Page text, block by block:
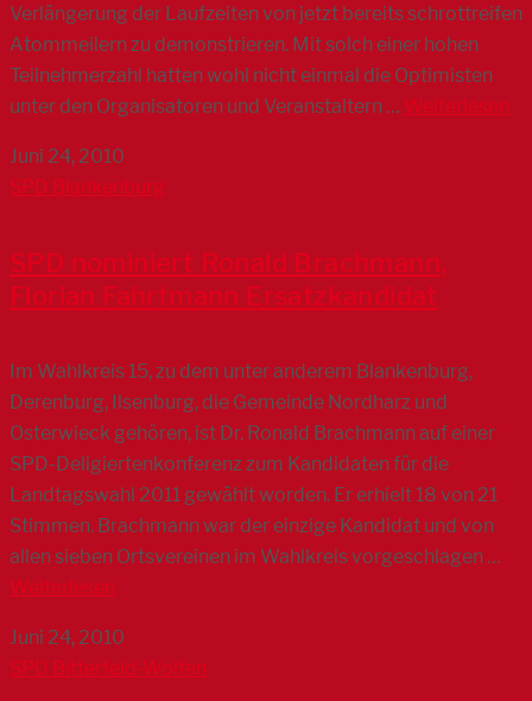
Verlängerung der Laufzeiten von jetzt bereits schrottreifen
Atommeilern zu demonstrieren. Mit solch einer hohen
Teilnehmerzahl hatten wohl nicht einmal die Optimisten
unter den Organisatoren und Veranstaltern … Weiterlesen
Juni 24, 2010
SPD Blankenburg
SPD nominiert Ronald Brachmann,
Florian Fahrtmann Ersatzkandidat
Im Wahlkreis 15, zu dem unter anderem Blankenburg,
Derenburg, Ilsenburg, die Gemeinde Nordharz und
Osterwieck gehören, ist Dr. Ronald Brachmann auf einer
SPD-Deligiertenkonferenz zum Kandidaten für die
Landtagswahl 2011 gewählt worden. Er erhielt 18 von 21
Stimmen. Brachmann war der einzige Kandidat und von
allen sieben Ortsvereinen im Wahlkreis vorgeschlagen …
Weiterlesen
Juni 24, 2010
SPD Bitterfeld-Wolfen